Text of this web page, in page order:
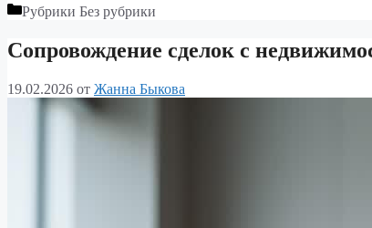
Рубрики Без рубрики
Сопровождение сделок с
19.02.2026 от Жанна Быкова